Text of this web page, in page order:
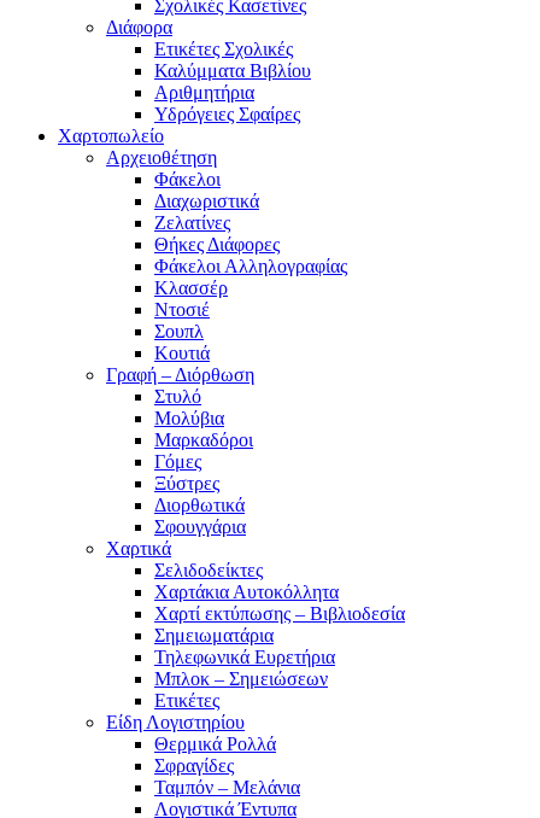
Σχολικές Κασετίνες
Διάφορα
Ετικέτες Σχολικές
Καλύμματα Βιβλίου
Αριθμητήρια
Υδρόγειες Σφαίρες
Χαρτοπωλείο
Αρχειοθέτηση
Φάκελοι
Διαχωριστικά
Ζελατίνες
Θήκες Διάφορες
Φάκελοι Αλληλογραφίας
Κλασσέρ
Ντοσιέ
Σουπλ
Κουτιά
Γραφή – Διόρθωση
Στυλό
Μολύβια
Μαρκαδόροι
Γόμες
Ξύστρες
Διορθωτικά
Σφουγγάρια
Χαρτικά
Σελιδοδείκτες
Χαρτάκια Αυτοκόλλητα
Χαρτί εκτύπωσης – Βιβλιοδεσία
Σημειωματάρια
Τηλεφωνικά Ευρετήρια
Μπλοκ – Σημειώσεων
Ετικέτες
Είδη Λογιστηρίου
Θερμικά Ρολλά
Σφραγίδες
Ταμπόν – Μελάνια
Λογιστικά Έντυπα